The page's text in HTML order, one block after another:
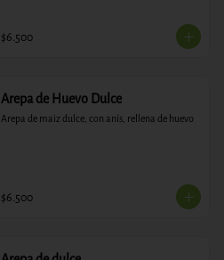
$6.500
Arepa de Huevo Dulce
Arepa de maiz dulce, con anís, rellena de huevo
$6.500